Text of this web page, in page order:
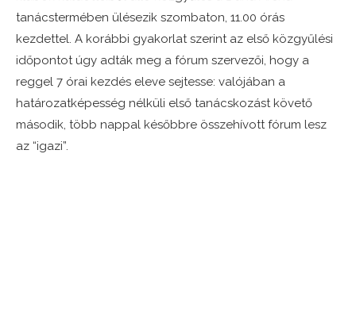
tanácstermében ülésezik szombaton, 11.00 órás
kezdettel. A korábbi gyakorlat szerint az első közgyűlési
időpontot úgy adták meg a fórum szervezői, hogy a
reggel 7 órai kezdés eleve sejtesse: valójában a
határozatképesség nélküli első tanácskozást követő
második, több nappal későbbre összehívott fórum lesz
az “igazi”.